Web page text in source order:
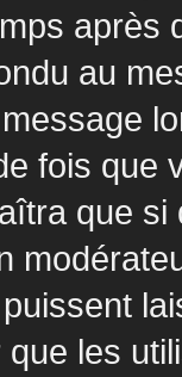
après
au
fois que
que
les